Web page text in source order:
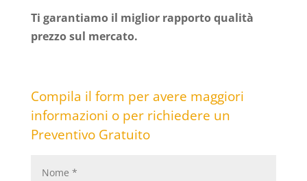
Ti garantiamo il miglior rapporto qualità
prezzo sul mercato.
Compila il form per avere maggiori
informazioni o per richiedere un
Preventivo Gratuito